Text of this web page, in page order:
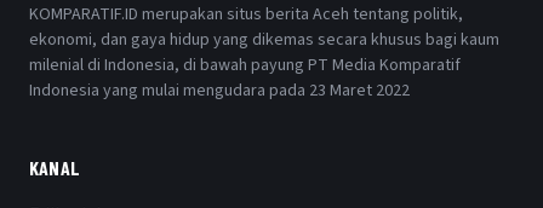
KOMPARATIF.ID merupakan situs berita Aceh tentang politik,
ekonomi, dan gaya hidup yang dikemas secara khusus bagi kaum
milenial di Indonesia, di bawah payung PT Media Komparatif
Indonesia yang mulai mengudara pada 23 Maret 2022
KANAL